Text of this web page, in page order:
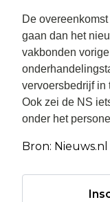
De
gaan dan het
vakbonden
vervoersbedrijf in
Ook zei de NS
onder het
Bron: Nieuws.nl